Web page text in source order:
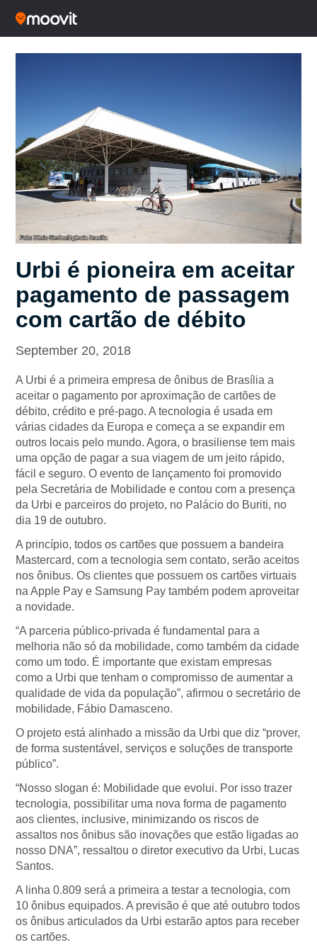
Urbi é pioneira em aceitar
pagamento de passagem
com cartão de débito
September 20, 2018
A Urbi é a primeira empresa de ônibus de Brasília a
aceitar o pagamento por aproximação de cartões de
débito, crédito e pré-pago. A tecnologia é usada em
várias cidades da Europa e começa a se expandir em
outros locais pelo mundo. Agora, o brasiliense tem mais
uma opção de pagar a sua viagem de um jeito rápido,
fácil e seguro. O evento de lançamento foi promovido
pela Secretária de Mobilidade e contou com a presença
da Urbi e parceiros do projeto, no Palácio do Buriti, no
dia 19 de outubro.
A princípio, todos os cartões que possuem a bandeira
Mastercard, com a tecnologia sem contato, serão aceitos
nos ônibus. Os clientes que possuem os cartões virtuais
na Apple Pay e Samsung Pay também podem aproveitar
a novidade.
“A parceria público-privada é fundamental para a
melhoria não só da mobilidade, como também da cidade
como um todo. É importante que existam empresas
como a Urbi que tenham o compromisso de aumentar a
qualidade de vida da população”, afirmou o secretário de
mobilidade, Fábio Damasceno.
O projeto está alinhado a missão da Urbi que diz “prover,
de forma sustentável, serviços e soluções de transporte
público”.
“Nosso slogan é: Mobilidade que evolui. Por isso trazer
tecnologia, possibilitar uma nova forma de pagamento
aos clientes, inclusive, minimizando os riscos de
assaltos nos ônibus são inovações que estão ligadas ao
nosso DNA”, ressaltou o diretor executivo da Urbi, Lucas
Santos.
A linha 0.809 será a primeira a testar a tecnologia, com
10 ônibus equipados. A previsão é que até outubro todos
os ônibus articulados da Urbi estarão aptos para receber
os cartões.